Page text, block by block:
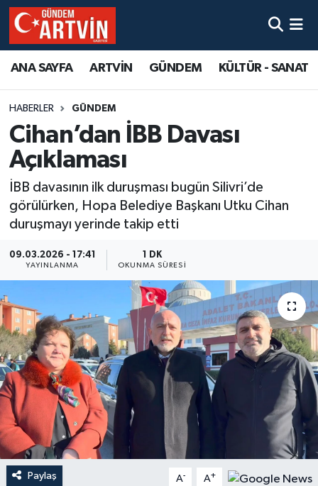
ANA SAYFA ARTVİN GÜNDEM KÜLTÜR - SANAT
HABERLER GÜNDEM
Cihan’dan İBB Davası
Açıklaması
İBB davasının ilk duruşması bugün Silivri’de
görülürken, Hopa Belediye Başkanı Utku Cihan
duruşmayı yerinde takip etti
09.03.2026 - 17:41
YAYINLANMA
1 DK
OKUNMA SÜRESI
Paylaş A- A+